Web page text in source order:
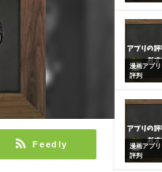
Feedly
漫画アプ
評判
漫画アプ
評判